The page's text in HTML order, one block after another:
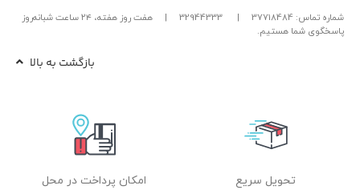
شماره تماس: 37718484 |
32944333
|
هفت روز هفته، ۲۴ ساعت شبانه‌روز
پاسخگوی شما هستیم.
بازگشت به بالا
تحویل سریع امکان پرداخت در محل